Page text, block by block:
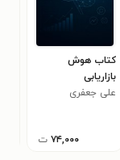
کتاب هوش
بازاریابی
علی جعفری
۷۴,۰۰۰ ت